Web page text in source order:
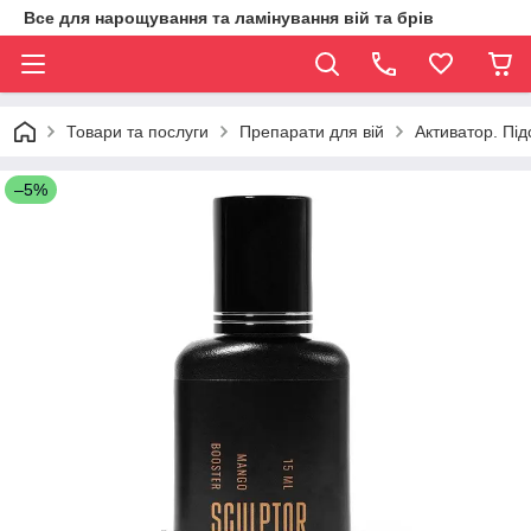
Все для нарощування та ламінування вій та брів
Товари та послуги Препарати для вій Активатор.
–5%